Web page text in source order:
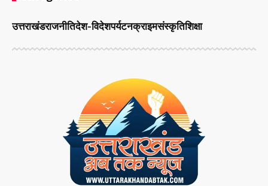
उत्तराखंडराजनीतिदेश-विदेशपर्यटनक्राइमसंस्कृतिशिक्षा